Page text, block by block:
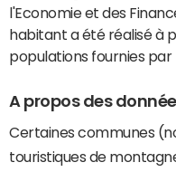
l'Economie et des
habitant a été réalisé à
populations fournies par
A propos des
Certaines communes
touristiques de